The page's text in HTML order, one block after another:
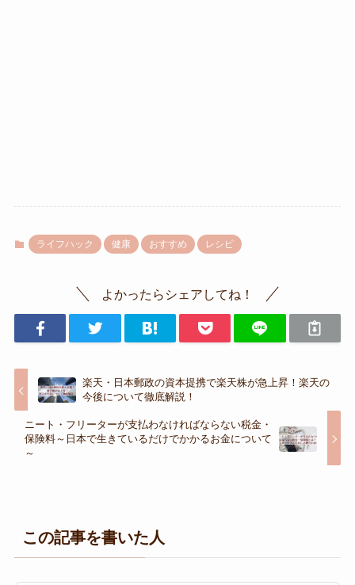
ライフハック 健康 おすすめ レシピ
よかったらシェアしてね！
楽天・日本郵政の資本提携で楽天株が急上昇！楽天の
今後について徹底解説！
ニート・フリーターが支払わなければならない税金・
保険料～日本で生きているだけでかかるお金について
～
この記事を書いた人